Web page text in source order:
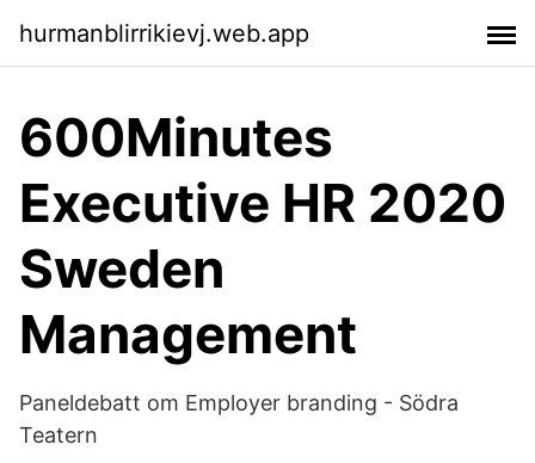
hurmanblirrikievj.web.app
600Minutes
Executive HR 2020
Sweden
Management
Paneldebatt om Employer branding - Södra
Teatern